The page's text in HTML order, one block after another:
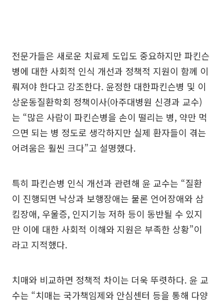
전문가들은 새로운 치료제 도입도 중요하지만 파킨슨
병에 대한 사회적 인식 개선과 정책적 지원이 함께 이
뤄져야 한다고 강조한다. 윤정한 대한파킨슨병 및 이
상운동질환학회 정책이사(아주대병원 신경과 교수)
는 “많은 사람이 파킨슨병을 손이 떨리는 병, 약만 먹
으면 되는 병 정도로 생각하지만 실제 환자들이 겪는
어려움은 훨씬 크다”고 설명했다.
특히 파킨슨병 인식 개선과 관련해 윤 교수는 “질환
이 진행되면 낙상과 보행장애는 물론 언어장애와 삼
킴장애, 우울증, 인지기능 저하 등이 동반될 수 있지
만 이에 대한 사회적 이해와 지원은 부족한 상황”이
라고 지적했다.
치매와 비교하면 정책적 차이는 더욱 뚜렷하다. 윤 교
수는 “치매는 국가책임제와 안심센터 등을 통해 다양